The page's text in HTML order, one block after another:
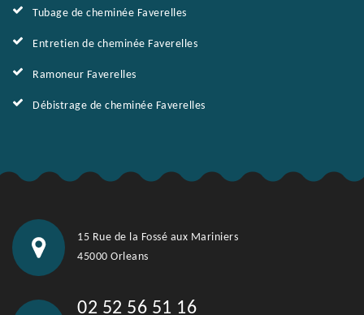
Tubage de cheminée Faverelles
Entretien de cheminée Faverelles
Ramoneur Faverelles
Débistrage de cheminée Faverelles
15 Rue de la Fossé aux Mariniers
45000 Orleans
02 52 56 51 16